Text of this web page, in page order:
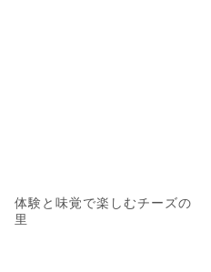
体験と味覚で楽しむチーズの
里